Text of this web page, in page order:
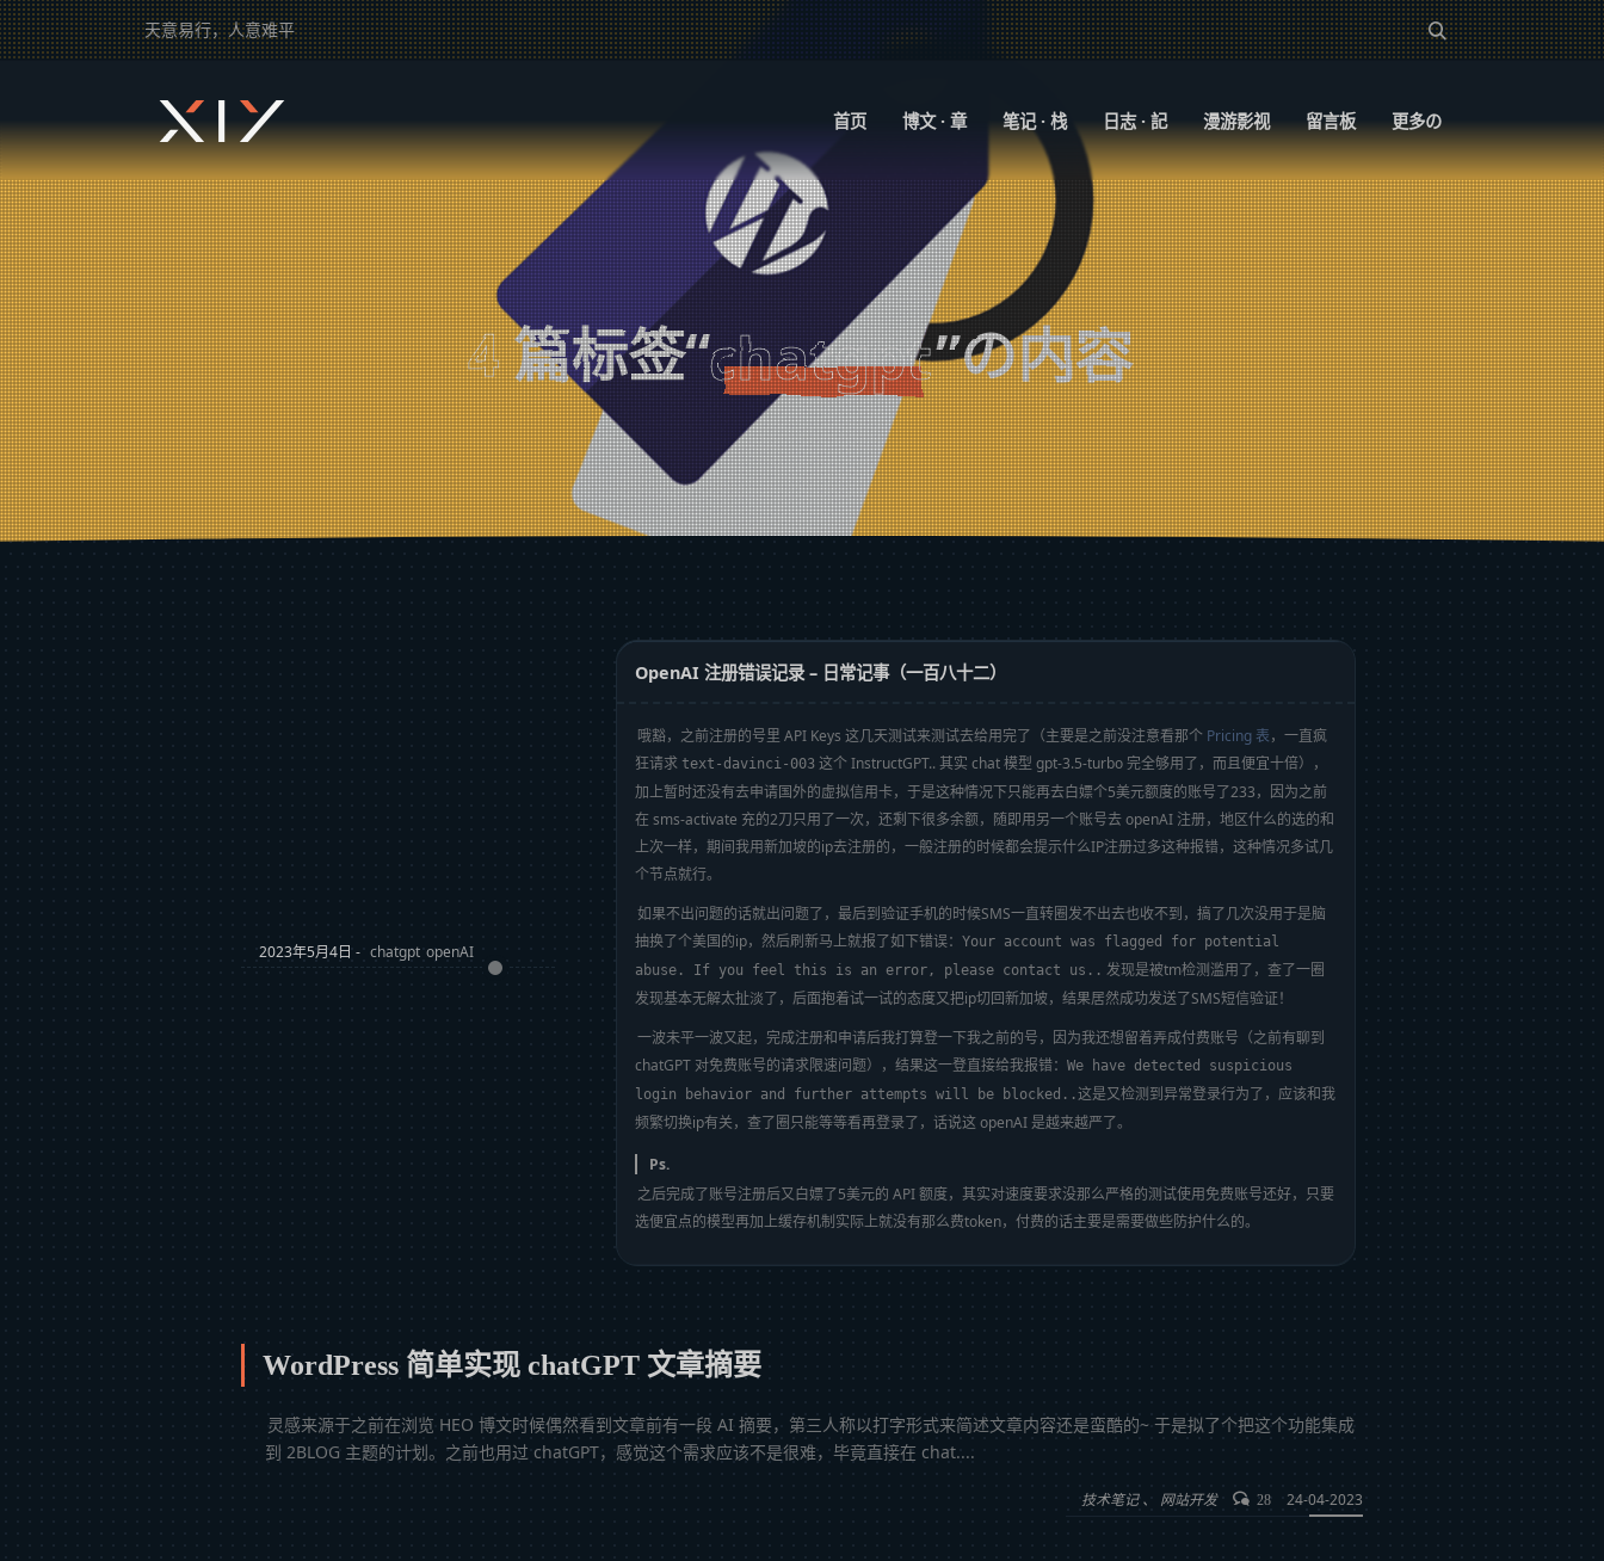
天意易行，人意难平
首页
博文 · 章 笔记 · 栈 日志 · 記 漫游影视 留言板 更多の
4篇标签“chatgpt”の内容
2023年5月4日 - chatgpt openAI
OpenAI 注册错误记录 – 日常记事（一百八十二）
哦豁，之前注册的号里 API Keys 这几天测试来测试去给用完了（主要是之前没注意看那个 Pricing 表，一直疯
狂请求 text-davinci-003 这个 InstructGPT.. 其实 chat 模型 gpt-3.5-turbo 完全够用了，而且便宜十倍），
加上暂时还没有去申请国外的虚拟信用卡，于是这种情况下只能再去白嫖个5美元额度的账号了233，因为之前
在 sms-activate 充的2刀只用了一次，还剩下很多余额，随即用另一个账号去 openAI 注册，地区什么的选的和
上次一样，期间我用新加坡的ip去注册的，一般注册的时候都会提示什么IP注册过多这种报错，这种情况多试几
个节点就行。
如果不出问题的话就出问题了，最后到验证手机的时候SMS一直转圈发不出去也收不到，搞了几次没用于是脑
抽换了个美国的ip，然后刷新马上就报了如下错误：Your account was flagged for potential
abuse. If you feel this is an error, please contact us.. 发现是被tm检测滥用了，查了一圈
发现基本无解太扯淡了，后面抱着试一试的态度又把ip切回新加坡，结果居然成功发送了SMS短信验证！
一波未平一波又起，完成注册和申请后我打算登一下我之前的号，因为我还想留着弄成付费账号（之前有聊到
chatGPT 对免费账号的请求限速问题），结果这一登直接给我报错：We have detected suspicious
login behavior and further attempts will be blocked..这是又检测到异常登录行为了，应该和我
频繁切换ip有关，查了圈只能等等看再登录了，话说这 openAI 是越来越严了。
Ps.
之后完成了账号注册后又白嫖了5美元的 API 额度，其实对速度要求没那么严格的测试使用免费账号还好，只要
选便宜点的模型再加上缓存机制实际上就没有那么费token，付费的话主要是需要做些防护什么的。
WordPress 简单实现 chatGPT 文章摘要
灵感来源于之前在浏览 HEO 博文时候偶然看到文章前有一段 AI 摘要，第三人称以打字形式来简述文章内容还是蛮酷的~ 于是拟了个把这个功能集成
到 2BLOG 主题的计划。之前也用过 chatGPT，感觉这个需求应该不是很难，毕竟直接在 chat....
技术笔记 网站开发 28 24-04-2023